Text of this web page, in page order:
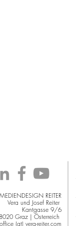
REITER
Vera und Josef Reiter
Kantgasse 9/6
8020 Graz | Österreich
office (at) vera-reiter.com